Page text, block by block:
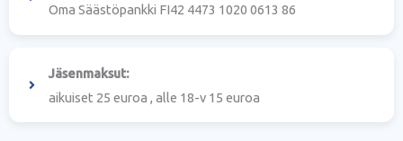
Oma Säästöpankki FI42 4473 1020 0613 86
Jäsenmaksut:
aikuiset 25 euroa , alle 18-v 15 euroa